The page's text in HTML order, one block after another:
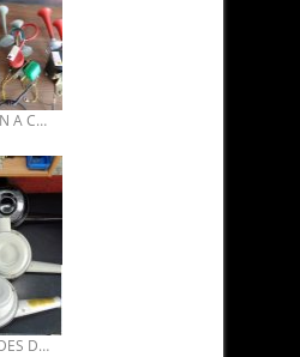
RÉFECTION KLAXON A COMPRESSEUR DS.
LES FILTRES A AIR DES DS TOUS MODÈLES.